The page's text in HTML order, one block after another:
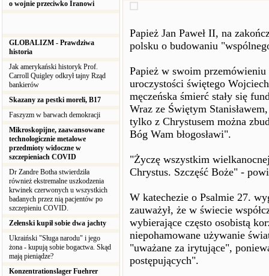
o wojnie przeciwko Iranowi
GLOBALIZM - Prawdziwa
historia
Jak amerykański historyk Prof.
Carroll Quigley odkrył tajny Rząd
bankierów
Skazany za pestki moreli, B17
Faszyzm w barwach demokracji
Mikroskopijne, zaawansowane
technologicznie metalowe
przedmioty widoczne w
szczepieniach COVID
Dr Zandre Botha stwierdziła
również ekstremalne uszkodzenia
krwinek czerwonych u wszystkich
badanych przez nią pacjentów po
szczepieniu COVID.
Zełenski kupił sobie dwa jachty
Ukraiński "Sługa narodu" i jego
żona - kupują sobie bogactwa. Skąd
mają pieniądze?
Konzentrationslager Fuehrer
Papież Jan Paweł II, na
polsku o budowaniu
Papież w swoim
uroczystości świętego
męczeńska śmierć stały się
Wraz ze Świętym
tylko z Chrystusem można
Bóg Wam błogosławi".
"Życzę wszystkim
Chrystus. Szczęść Boże" -
W katechezie o Psalmie 27.
zauważył, że w świecie
wybierające często osobistą
niepohamowane używanie
"uważane za irytujące",
postępujących".